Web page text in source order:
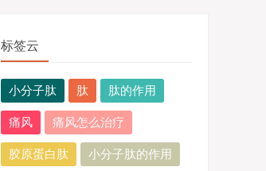
标签云
小分子肽 肽 肽的作用
痛风 痛风怎么治疗
胶原蛋白肽 小分子肽的作用